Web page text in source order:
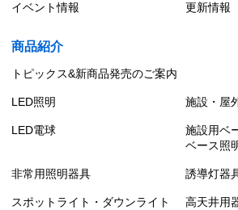
イベント情報 更新情報
商品紹介
トピックス&新商品発売のご案内
LED照明 施設・屋
LED電球
施設用ベ
ベース照
非常用照明器具 誘導灯器
スポットライト・ダウンライト 高天井用